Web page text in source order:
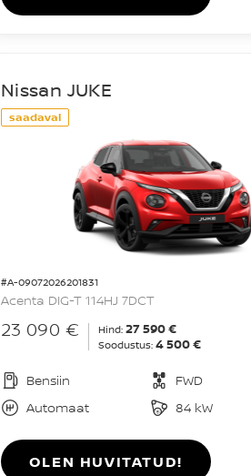
saadaval
#A-09072026201831
Nissan JUKE
Acenta DIG-T 114HJ 7DCT
23 090 € Hind: 27 590 €
Soodustus: 4 500 €
Bensiin
FWD
Automaat
84 kW
OLEN HUVITATUD!